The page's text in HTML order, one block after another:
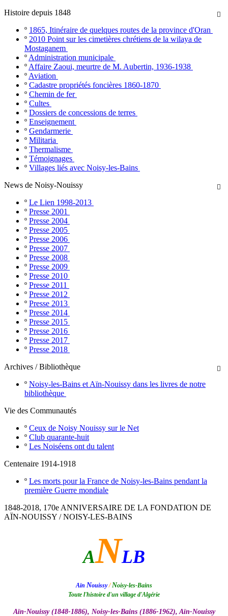

Histoire depuis 1848
º 1865, Itinéraire de quelques routes de la province d'Oran
º 2010 Point sur les cimetières chrétiens de la wilaya de
Mostaganem
º Administration municipale
º Affaire Zaoui, meurtre de M. Aubertin, 1936-1938
º Aviation
º Cadastre propriétés foncières 1860-1870
º Chemin de fer
º Cultes
º Dossiers de concessions de terres
º Enseignement
º Gendarmerie
º Militaria
º Thermalisme
º Témoignages
º Villages liés avec Noisy-les-Bains

News de Noisy-Nouissy
º Le Lien 1998-2013
º Presse 2001
º Presse 2004
º Presse 2005
º Presse 2006
º Presse 2007
º Presse 2008
º Presse 2009
º Presse 2010
º Presse 2011
º Presse 2012
º Presse 2013
º Presse 2014
º Presse 2015
º Presse 2016
º Presse 2017
º Presse 2018

Archives / Bibliothèque
º Noisy-les-Bains et Aïn-Nouissy dans les livres de notre
bibliothèque
Vie des Communautés
º Ceux de Noisy Nouissy sur le Net
º Club quarante-huit
º Les Noiséens ont du talent
Centenaire 1914-1918
º Les morts pour la France de Noisy-les-Bains pendant la
première Guerre mondiale
1848-2018, 170e ANNIVERSAIRE DE LA FONDATION DE
AÏN-NOUISSY / NOISY-LES-BAINS
ANLB
Aïn Nouissy/Noisy-les-Bains
Toute l'histoire d'un village d'Algérie
Aïn-Nouissy (1848-1886), Noisy-les-Bains (1886-1962), Aïn-Nouissy